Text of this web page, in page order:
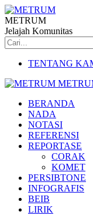
METRUM
Jelajah Komunitas
TENTANG
BERANDA
NADA
NOTASI
REFERENSI
REPORTASE
CORAK
KOMET
PERSIBTONE
INFOGRAFIS
BEIB
LIRIK